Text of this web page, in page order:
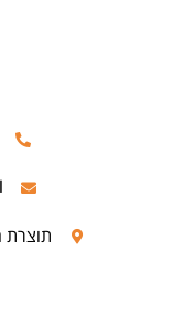
תוצרת הארץ 3, פתח